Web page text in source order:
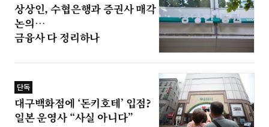
상상인, 수협은행과 증권사 매각
논의…
금융사 다 정리하나
단독
대구백화점에 ‘돈키호테’ 입점?
일본 운영사 “사실 아니다”